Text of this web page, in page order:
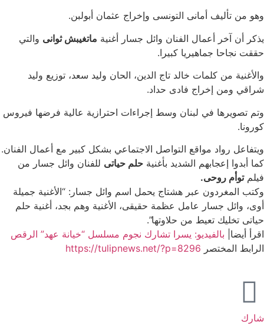
وهو من تأليف أمانى التونسى وإخراج عثمان أبولبن.
يذكر أن آخر أعمال الفنان وائل جسار أغنية ماتغيبش ثوانى والتي
حققت نجاحا جماهيريا كبيرا.
والأغنية من كلمات خالد تاج الدين، الحان وليد سعد، توزيع وليد
شراقي ومن إخراج فادى حداد.
وتم تصويرها في لبنان وسط إجراءات احترازية عالية فرضها فيروس
كورونا.
ويتفاعل رواد مواقع التواصل الاجتماعي بشكل كبير مع أعمال الفنان.
كما أبدوا إعجابهم الشديد بأغنية حلم حياتى للفنان وائل جسار من
فيلمتوأم روحى.
وكتب المغردون عبر هشتاج يحمل اسم وائل جسار: “الأغنية جميلة
أوى، وائل جسار عامل عظمة حقيقى، الأغنية وهم بجد، أغنية حلم
حياتى تخليك تعيط من حلاوتها”.
اقرأ أيضا| بالفيديو: يسرا تشارك نجوم مسلسل “خيانة عهد” الرقص
الرابط المختصر https://tulipnews.net/?p=8296
شارك